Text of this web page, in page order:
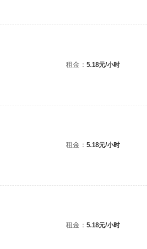
租金： 5.18元/小时
租金： 5.18元/小时
租金： 5.18元/小时